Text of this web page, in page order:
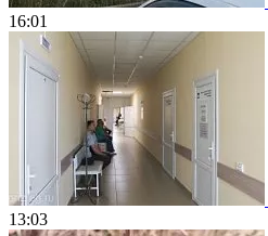
16:01
13:03